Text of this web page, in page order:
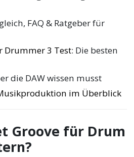
FAQ & Ratgeber für
Drummer 3 Test: Die besten
die DAW wissen musst
im Überblick
Groove für Drum